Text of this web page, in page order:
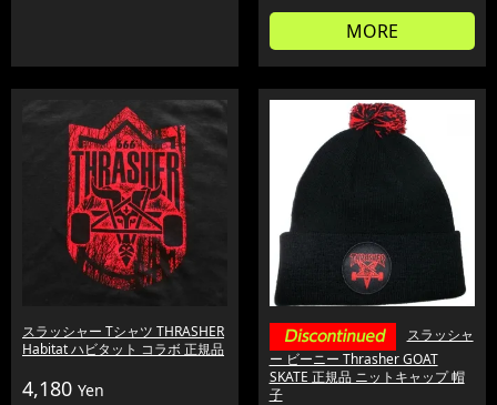
MORE
スラッシャー Tシャツ THRASHER
Habitat ハビタット コラボ 正規品
4,180 Yen
スラッシャ
ー ビーニー Thrasher GOAT
SKATE 正規品 ニットキャップ 帽
子